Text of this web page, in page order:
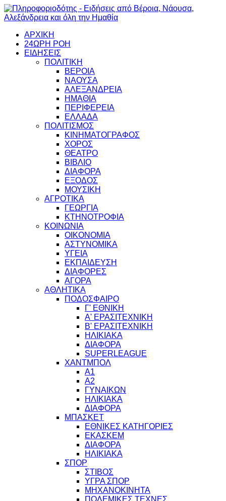
ΑΡΧΙΚΗ
24ΩΡΗ ΡΟΗ
ΕΙΔΗΣΕΙΣ
ΠΟΛΙΤΙΚΗ
ΒΕΡΟΙΑ
ΝΑΟΥΣΑ
ΑΛΕΞΑΝΔΡΕΙΑ
ΗΜΑΘΙΑ
ΠΕΡΙΦΕΡΕΙΑ
ΕΛΛΑΔΑ
ΠΟΛΙΤΙΣΜΟΣ
ΚΙΝΗΜΑΤΟΓΡΑΦΟΣ
ΧΟΡΟΣ
ΘΕΑΤΡΟ
ΒΙΒΛΙΟ
ΔΙΑΦΟΡΑ
ΕΞΟΔΟΣ
ΜΟΥΣΙΚΗ
ΑΓΡΟΤΙΚΑ
ΓΕΩΡΓΙΑ
ΚΤΗΝΟΤΡΟΦΙΑ
ΚΟΙΝΩΝΙΑ
ΟΙΚΟΝΟΜΙΑ
ΑΣΤΥΝΟΜΙΚΑ
ΥΓΕΙΑ
ΕΚΠΑΙΔΕΥΣΗ
ΔΙΑΦΟΡΕΣ
ΑΓΟΡΑ
ΑΘΛΗΤΙΚΑ
ΠΟΔΟΣΦΑΙΡΟ
Γ' ΕΘΝΙΚΗ
Α' ΕΡΑΣΙΤΕΧΝΙΚΗ
Β' ΕΡΑΣΙΤΕΧΝΙΚΗ
ΗΛΙΚΙΑΚΑ
ΔΙΑΦΟΡΑ
SUPERLEAGUE
ΧΑΝΤΜΠΟΛ
Α1
Α2
ΓΥΝΑΙΚΩΝ
ΗΛΙΚΙΑΚΑ
ΔΙΑΦΟΡΑ
ΜΠΑΣΚΕΤ
ΕΘΝΙΚΕΣ ΚΑΤΗΓΟΡΙΕΣ
ΕΚΑΣΚΕΜ
ΔΙΑΦΟΡΑ
ΗΛΙΚΙΑΚΑ
ΣΠΟΡ
ΣΤΙΒΟΣ
ΥΓΡΑ ΣΠΟΡ
ΜΗΧΑΝΟΚΙΝΗΤΑ
ΠΟΛΕΜΙΚΕΣ ΤΕΧΝΕΣ